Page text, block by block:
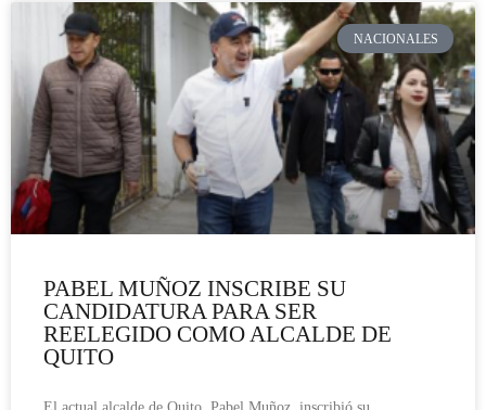
NACIONALES
PABEL MUÑOZ INSCRIBE SU
CANDIDATURA PARA SER
REELEGIDO COMO ALCALDE DE
QUITO